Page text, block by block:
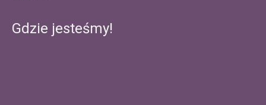
Gdzie jesteśmy!